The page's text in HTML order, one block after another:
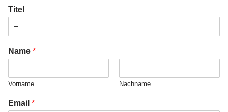
Titel
Name *
Vorname Nachname
Email *